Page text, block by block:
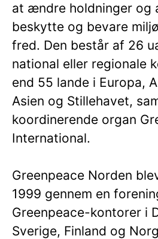
at ændre holdninger
beskytte og bevare
fred. Den består af 26
national eller regionale
end 55 lande i Europa,
Asien og Stillehavet,
koordinerende organ
International.
Greenpeace Norden
1999 gennem en
Greenpeace-kontorer i
Sverige, Finland og